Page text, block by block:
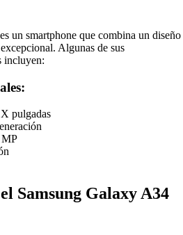
un smartphone que combina un diseño
Algunas de sus
incluyen:
pulgadas
MP
Samsung Galaxy A34